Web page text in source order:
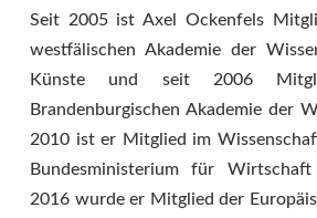
Seit 2005 ist Axel Ockenfels
westfälischen Akademie der
Künste und seit 2006
Brandenburgischen Akademie der
2010 ist er Mitglied im
Bundesministerium für
2016 wurde er Mitglied der